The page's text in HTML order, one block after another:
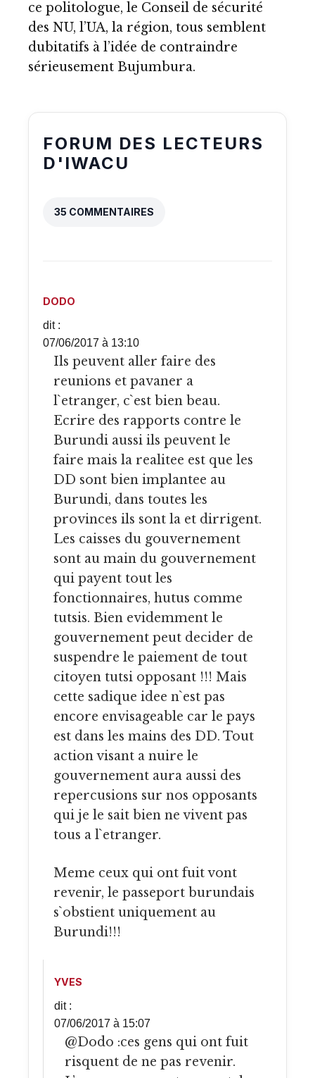
ce politologue, le Conseil de sécurité
des NU, l’UA, la région, tous semblent
dubitatifs à l’idée de contraindre
sérieusement Bujumbura.
FORUM DES LECTEURS
D'IWACU
35 COMMENTAIRES
DODO
dit :
07/06/2017 à 13:10
Ils peuvent aller faire des
reunions et pavaner a
l`etranger, c`est bien beau.
Ecrire des rapports contre le
Burundi aussi ils peuvent le
faire mais la realitee est que les
DD sont bien implantee au
Burundi, dans toutes les
provinces ils sont la et dirrigent.
Les caisses du gouvernement
sont au main du gouvernement
qui payent tout les
fonctionnaires, hutus comme
tutsis. Bien evidemment le
gouvernement peut decider de
suspendre le paiement de tout
citoyen tutsi opposant !!! Mais
cette sadique idee n`est pas
encore envisageable car le pays
est dans les mains des DD. Tout
action visant a nuire le
gouvernement aura aussi des
repercusions sur nos opposants
qui je le sait bien ne vivent pas
tous a l`etranger.
Meme ceux qui ont fuit vont
revenir, le passeport burundais
s`obstient uniquement au
Burundi!!!
YVES
dit :
07/06/2017 à 15:07
@Dodo :ces gens qui ont fuit
risquent de ne pas revenir.